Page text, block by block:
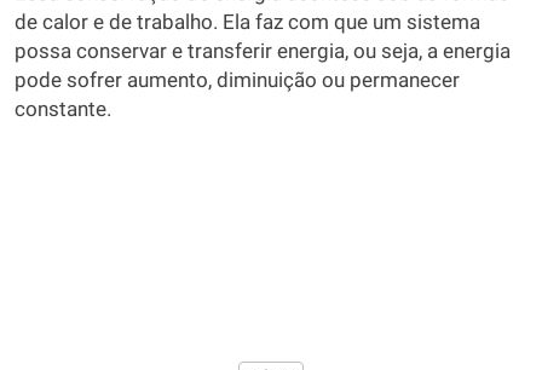
de calor e de trabalho. Ela faz com que um sistema
possa conservar e transferir energia, ou seja, a energia
pode sofrer aumento, diminuição ou permanecer
constante.